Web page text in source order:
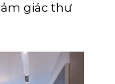
giác thư